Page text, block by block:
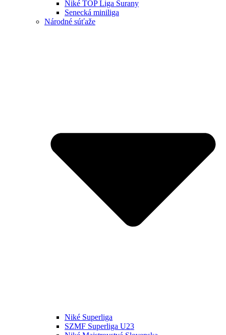
Niké TOP Liga Šurany
Senecká miniliga
Národné súťaže
Niké Superliga
SZMF Superliga U23